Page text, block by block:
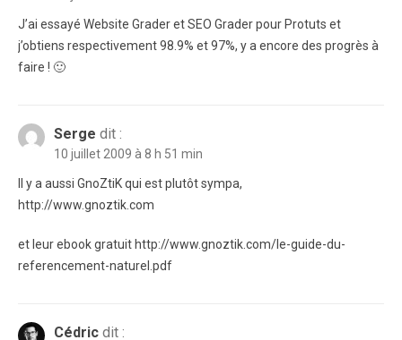
J’ai essayé Website Grader et SEO Grader pour Protuts et
j’obtiens respectivement 98.9% et 97%, y a encore des progrès à
faire ! 🙂
Serge dit :
10 juillet 2009 à 8 h 51 min
Il y a aussi GnoZtiK qui est plutôt sympa,
http://www.gnoztik.com
et leur ebook gratuit http://www.gnoztik.com/le-guide-du-
referencement-naturel.pdf
Cédric dit :